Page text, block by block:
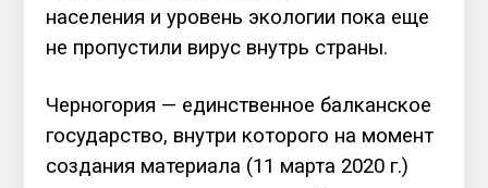
населения и уровень экологии пока еще
не пропустили вирус внутрь страны.
Черногория — единственное балканское
государство, внутри которого на момент
создания материала (11 марта 2020 г.)